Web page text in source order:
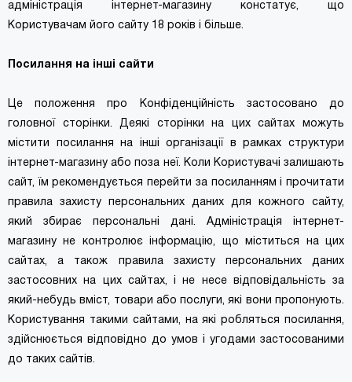
адміністрація інтернет-магазину констатує, що
Користувачам його сайту 18 років і більше.
Посилання на інші сайти
Це положення про Конфіденційність застосовано до
головної сторінки. Деякі сторінки на цих сайтах можуть
містити посилання на інші організації в рамках структури
інтернет-магазину або поза неї. Коли Користувачі залишають
сайт, їм рекомендується перейти за посиланням і прочитати
правила захисту персональних даних для кожного сайту,
який збирає персональні дані. Адміністрація інтернет-
магазину не контролює інформацію, що міститься на цих
сайтах, а також правила захисту персональних даних
застосовних на цих сайтах, і не несе відповідальність за
який-небудь вміст, товари або послуги, які вони пропонують.
Користування такими сайтами, на які робляться посилання,
здійснюється відповідно до умов і угодами застосованими
до таких сайтів.